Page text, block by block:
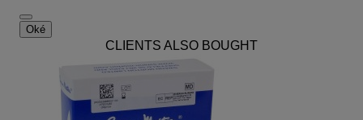
Oké
CLIENTS ALSO BOUGHT